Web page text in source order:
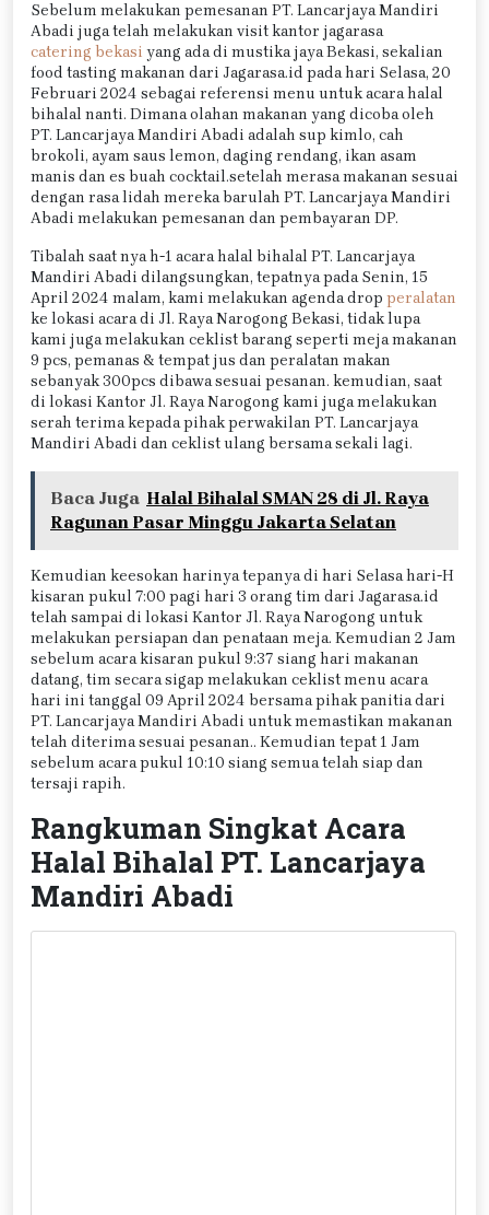
Sebelum melakukan pemesanan PT. Lancarjaya Mandiri
Abadi juga telah melakukan visit kantor jagarasa
catering bekasi yang ada di mustika jaya Bekasi, sekalian
food tasting makanan dari Jagarasa.id pada hari Selasa, 20
Februari 2024 sebagai referensi menu untuk acara halal
bihalal nanti. Dimana olahan makanan yang dicoba oleh
PT. Lancarjaya Mandiri Abadi adalah sup kimlo, cah
brokoli, ayam saus lemon, daging rendang, ikan asam
manis dan es buah cocktail.setelah merasa makanan sesuai
dengan rasa lidah mereka barulah PT. Lancarjaya Mandiri
Abadi melakukan pemesanan dan pembayaran DP.
Tibalah saat nya h-1 acara halal bihalal PT. Lancarjaya
Mandiri Abadi dilangsungkan, tepatnya pada Senin, 15
April 2024 malam, kami melakukan agenda drop peralatan
ke lokasi acara di Jl. Raya Narogong Bekasi, tidak lupa
kami juga melakukan ceklist barang seperti meja makanan
9 pcs, pemanas & tempat jus dan peralatan makan
sebanyak 300pcs dibawa sesuai pesanan. kemudian, saat
di lokasi Kantor Jl. Raya Narogong kami juga melakukan
serah terima kepada pihak perwakilan PT. Lancarjaya
Mandiri Abadi dan ceklist ulang bersama sekali lagi.
Baca Juga Halal Bihalal SMAN 28 di Jl. Raya
Ragunan Pasar Minggu Jakarta Selatan
Kemudian keesokan harinya tepanya di hari Selasa hari-H
kisaran pukul 7:00 pagi hari 3 orang tim dari Jagarasa.id
telah sampai di lokasi Kantor Jl. Raya Narogong untuk
melakukan persiapan dan penataan meja. Kemudian 2 Jam
sebelum acara kisaran pukul 9:37 siang hari makanan
datang, tim secara sigap melakukan ceklist menu acara
hari ini tanggal 09 April 2024 bersama pihak panitia dari
PT. Lancarjaya Mandiri Abadi untuk memastikan makanan
telah diterima sesuai pesanan.. Kemudian tepat 1 Jam
sebelum acara pukul 10:10 siang semua telah siap dan
tersaji rapih.
Rangkuman Singkat Acara
Halal Bihalal PT. Lancarjaya
Mandiri Abadi